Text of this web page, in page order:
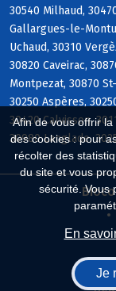
Afin de vous offrir
des cookies : pour
récolter des
du site et vous
sécurité. Vous
En
Je
30540 Milhaud,
Gallargues-le-
Uchaud, 30310
30820 Caveirac,
Montpezat, 30870
30250 Aspères,
30420 Calvisson,
30980 Langlade,